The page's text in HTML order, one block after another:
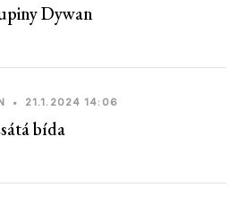
Dywan
• 21.1.2024 14:06
bída